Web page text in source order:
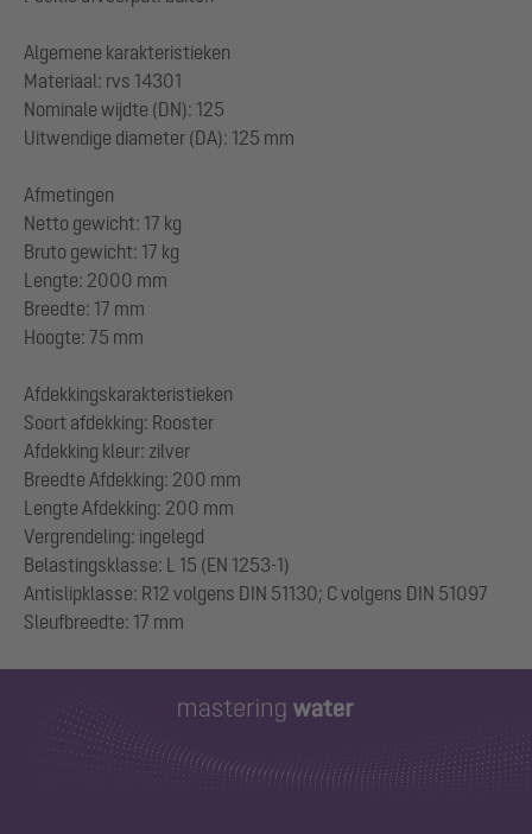
Algemene karakteristieken
Materiaal: rvs 14301
Nominale wijdte (DN): 125
Uitwendige diameter (DA): 125 mm
Afmetingen
Netto gewicht: 17 kg
Bruto gewicht: 17 kg
Lengte: 2000 mm
Breedte: 17 mm
Hoogte: 75 mm
Afdekkingskarakteristieken
Soort afdekking: Rooster
Afdekking kleur: zilver
Breedte Afdekking: 200 mm
Lengte Afdekking: 200 mm
Vergrendeling: ingelegd
Belastingsklasse: L 15 (EN 1253-1)
Antislipklasse: R12 volgens DIN 51130; C volgens DIN 51097